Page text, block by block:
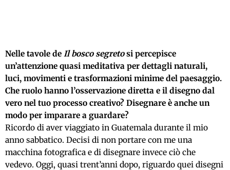
Nelle tavole de Il bosco segretosi percepisce
un’attenzione quasi meditativa per dettagli naturali,
luci, movimenti e trasformazioni minime del paesaggio.
Che ruolo hanno l’osservazione diretta e il disegno dal
vero nel tuo processo creativo? Disegnare è anche un
modo per imparare a guardare?
Ricordo di aver viaggiato in Guatemala durante il mio
anno sabbatico. Decisi di non portare con me una
macchina fotografica e di disegnare invece ciò che
vedevo. Oggi, quasi trent’anni dopo, riguardo quei disegni